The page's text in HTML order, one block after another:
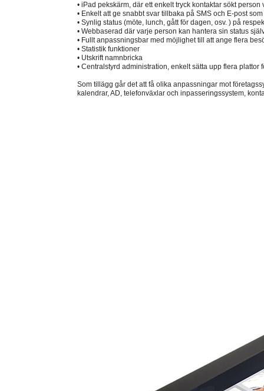
• iPad pekskärm, där ett enkelt tryck kontaktar sökt person
• Enkelt att ge snabbt svar tillbaka på SMS och E-post
• Synlig status (möte, lunch, gått för dagen, osv. ) på
• Webbaserad där varje person kan hantera sin status
• Fullt anpassningsbar med möjlighet till att ange flera
• Statistik funktioner
• Utskrift namnbricka
• Centralstyrd administration, enkelt sätta upp flera plattor
Som tillägg går det att få olika anpassningar mot
kalendrar, AD, telefonväxlar och inpasseringssystem,